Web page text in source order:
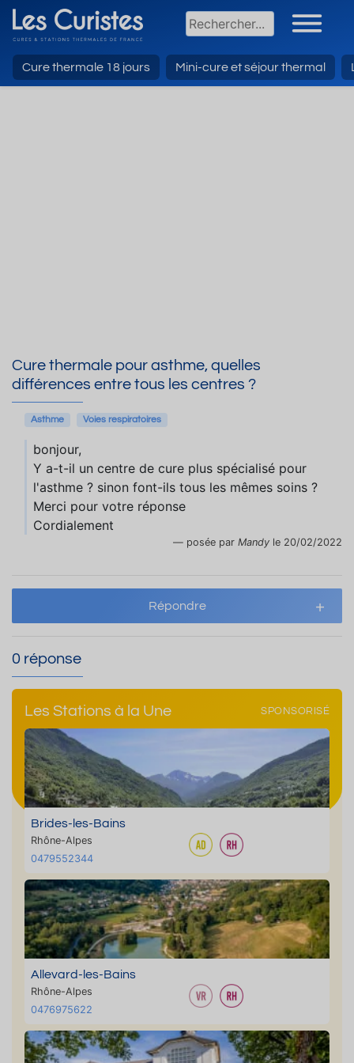
Cure thermale 18 jours Mini-cure et séjour thermal
Cure thermale pour asthme, quelles
différences entre tous les centres ?
Asthme Voies respiratoires
bonjour,
Y a-t-il un centre de cure plus spécialisé pour
l'asthme ? sinon font-ils tous les mêmes soins ?
Merci pour votre réponse
Cordialement
posée par Mandy le 20/02/2022
Répondre
0 réponse
Les Stations à la Une SPONSORISÉ
Brides-les-Bains
Rhône-Alpes
0479552344
Allevard-les-Bains
Rhône-Alpes
0476975622